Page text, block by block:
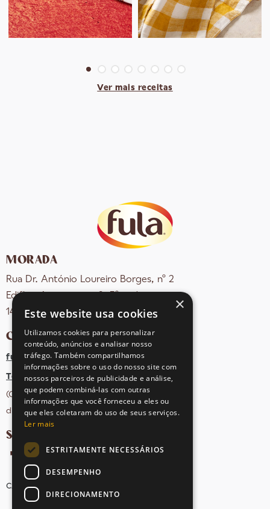
Ver mais receitas
MORADA
Rua Dr. António Loureiro Borges, nº 2
Edifício Arquiparque 2, 3º andar
1495-131 Algés - Portugal
CONTACTOS
fula@sovena.pt
Tel: +351 21 412 93 36
(Chamada para rede fixa nacional;
dias úteis das 10h às 17h)
SIGA-NOS NAS REDES SOCIAIS
CANDIDATURAS
×
Este website usa cookies
Utilizamos cookies para personalizar
conteúdo, anúncios e analisar nosso
tráfego. Também compartilhamos
informações sobre o uso do nosso site com
nossos parceiros de publicidade e análise,
que podem combiná-las com outras
informações que você forneceu a eles ou
que eles coletaram do uso de seus serviços.
Ler mais
ESTRITAMENTE NECESSÁRIOS
DESEMPENHO
DIRECIONAMENTO